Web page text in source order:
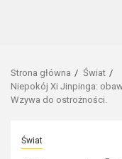
Strona główna
Świat
Niepokój Xi Jinpinga:
Wzywa do ostrożności.
Świat